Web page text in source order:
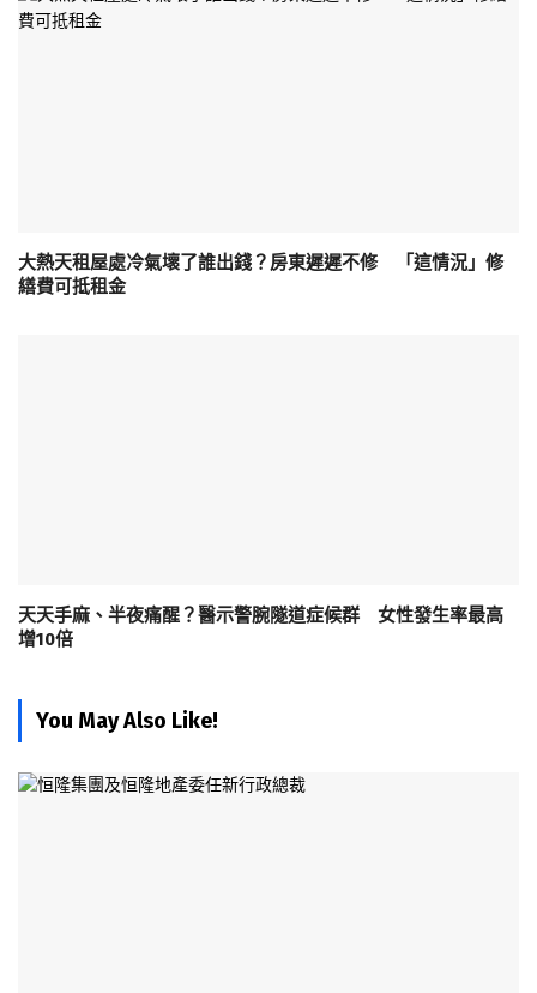
大熱天租屋處冷氣壞了誰出錢？房東遲遲不修 「這情況」修
繕費可抵租金
天天手麻、半夜痛醒？醫示警腕隧道症候群 女性發生率最高
增10倍
You May Also Like!